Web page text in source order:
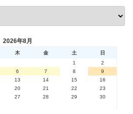
2026年8月
木 金 土
日
1
2
6 7 8
9
13 14 15
16
20 21 22
23
27 28 29
30